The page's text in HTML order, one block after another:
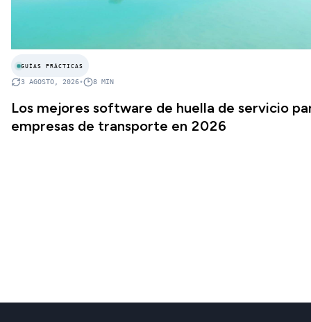
GUÍAS PRÁCTICAS
3 AGOSTO, 2026• 8 MIN
Los mejores software de huella de servicio
empresas de transporte en 2026